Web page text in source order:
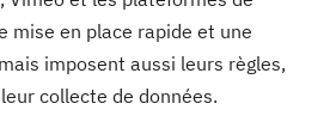
mise en place rapide et une
imposent aussi leurs règles,
collecte de données.